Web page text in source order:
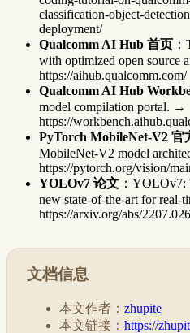
classification-object-
deployment/
Qualcomm AI Hub 首页
with optimized open source
https://aihub.qualcomm.com/
Qualcomm AI Hub
model compilation portal. →
https://
PyTorch MobileNet-V2 官
MobileNet-V2 model
https://pytorch.org/vision/
YOLOv7 论文 ：YOLOv7:
new state-of-the-art for real-
https://arxiv.org/abs/
文档信息
本文作者： zhupite
本文链接： https://